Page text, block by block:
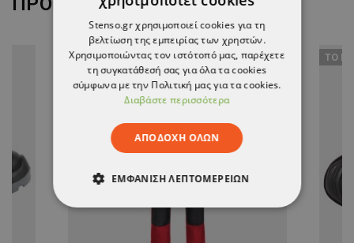
ТΟ
Stenso.gr χρησιμοποιεί cookies για τη
βελτίωση της εμπειρίας των χρηστών.
Χρησιμοποιώντας τον ιστότοπό μας, παρέχετε
τη συγκατάθεσή σας για όλα τα cookies
σύμφωνα με την Πολιτική μας για τα cookies.
Διαβάστε περισσότερα
ΑΠΟΔΟΧΉ ΌΛΩΝ
ΕΜΦΆΝΙΣΗ ΛΕΠΤΟΜΕΡΕΙΏΝ
ΑΠΟΛΎΤΩΣ ΑΠΑΡΑΊΤΗΤΑ